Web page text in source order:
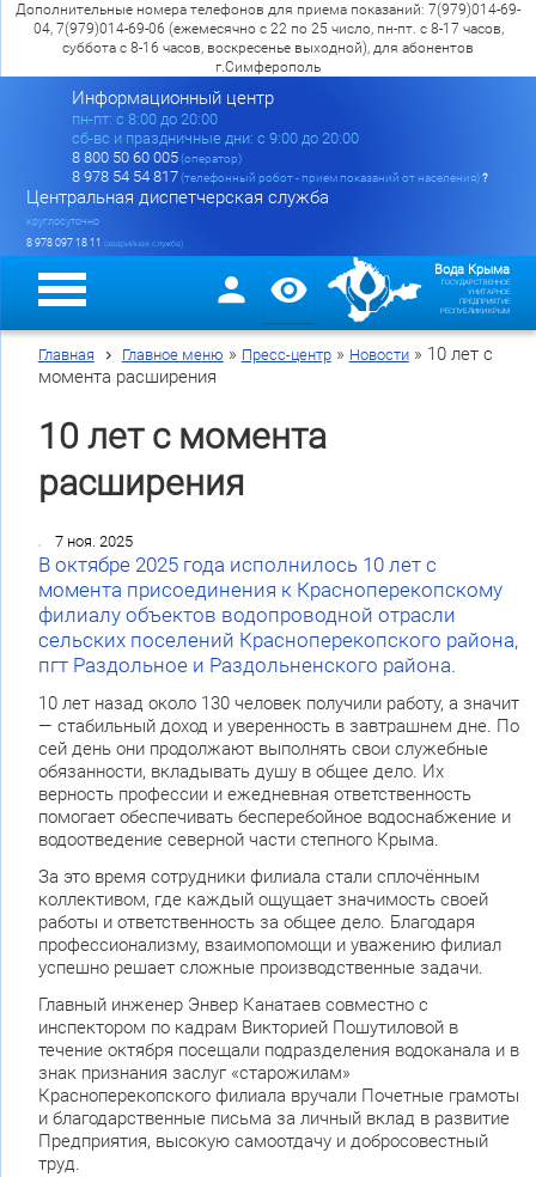
Дополнительные номера телефонов для приема показаний: 7(979)014-69-
04, 7(979)014-69-06 (ежемесячно с 22 по 25 число, пн-пт. с 8-17 часов,
суббота с 8-16 часов, воскресенье выходной), для абонентов
г.Симферополь
Информационный центр
пн-пт: c 8:00 до 20:00
сб-вс и праздничные дни: с 9:00 до 20:00
8 800 50 60 005(оператор)
8 978 54 54 817(телефонный робот - прием показаний от населения)?
Центральная диспетчерская служба
круглосуточно
8 978 097 18 11 (аварийная служба)
Вода Крыма
ГОСУДАРСТВЕННОЕ
УНИТАРНОЕ
ПРЕДПРИЯТИЕ
РЕСПУБЛИКИ КРЫМ
Главная Главное меню » Пресс-центр» Новости» 10 лет с
момента расширения
10 лет с момента
расширения
7 ноя. 2025
В октябре 2025 года исполнилось 10 лет с
момента присоединения к Красноперекопскому
филиалу объектов водопроводной отрасли
сельских поселений Красноперекопского района,
пгт Раздольное и Раздольненского района.
10 лет назад около 130 человек получили работу, а значит
— стабильный доход и уверенность в завтрашнем дне. По
сей день они продолжают выполнять свои служебные
обязанности, вкладывать душу в общее дело. Их
верность профессии и ежедневная ответственность
помогает обеспечивать бесперебойное водоснабжение и
водоотведение северной части степного Крыма.
За это время сотрудники филиала стали сплочённым
коллективом, где каждый ощущает значимость своей
работы и ответственность за общее дело. Благодаря
профессионализму, взаимопомощи и уважению филиал
успешно решает сложные производственные задачи.
Главный инженер Энвер Канатаев совместно с
инспектором по кадрам Викторией Пошутиловой в
течение октября посещали подразделения водоканала и в
знак признания заслуг «старожилам»
Красноперекопского филиала вручали Почетные грамоты
и благодарственные письма за личный вклад в развитие
Предприятия, высокую самоотдачу и добросовестный
труд.